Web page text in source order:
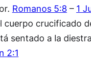
Romanos 5:8 – 1
cuerpo crucificado
sentado a la
2:1